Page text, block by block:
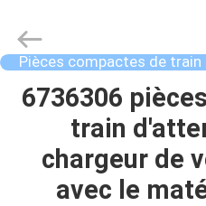
MAISON
PRODUITS
Corporation.
Rights
Reserved.Pièces compactes de
de
6736306
train
chargeur de
avec le